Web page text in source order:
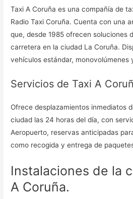
Taxi A Coruña es una compañía de
Radio Taxi Coruña. Cuenta con una
que, desde 1985 ofrecen soluciones
carretera en la ciudad La Coruña.
vehículos estándar, monovolúmenes
Servicios de Taxi A
Ofrece desplazamientos inmediatos
ciudad las 24 horas del día, con
Aeropuerto, reservas anticipadas
como recogida y entrega de
Instalaciones de la
A Coruña.